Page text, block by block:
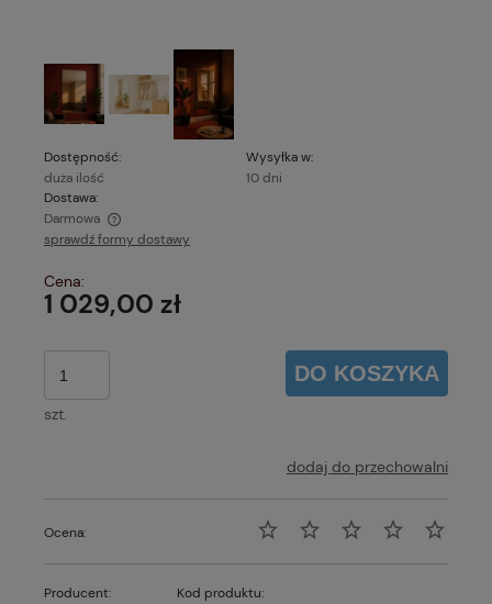
Dostępność:
duża ilość
Wysyłka w:
10 dni
Dostawa:
Darmowa
Cena nie zawiera ewentualnych kosztów płatności
sprawdź formy dostawy
Cena:
1 029,00 zł
szt.
DO KOSZYKA
dodaj do przechowalni
Ocena:
Producent: Kod produktu: